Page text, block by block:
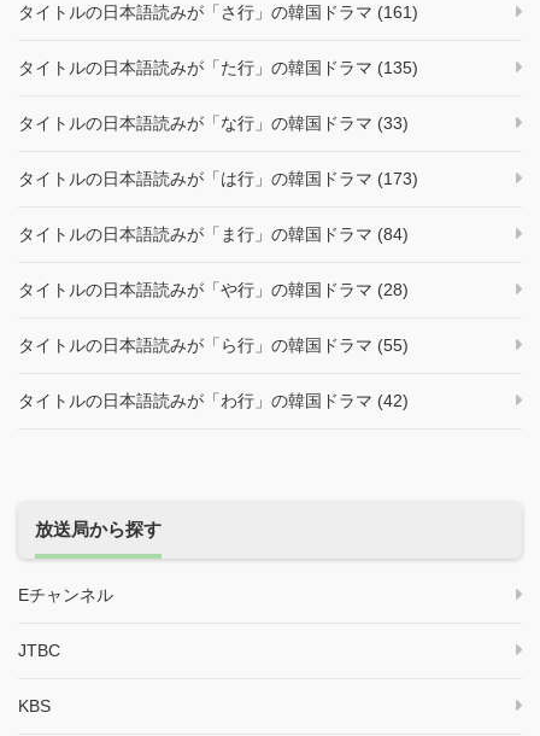
タイトルの日本語読みが「さ行」の韓国ドラマ (161)
タイトルの日本語読みが「た行」の韓国ドラマ (135)
タイトルの日本語読みが「な行」の韓国ドラマ (33)
タイトルの日本語読みが「は行」の韓国ドラマ (173)
タイトルの日本語読みが「ま行」の韓国ドラマ (84)
タイトルの日本語読みが「や行」の韓国ドラマ (28)
タイトルの日本語読みが「ら行」の韓国ドラマ (55)
タイトルの日本語読みが「わ行」の韓国ドラマ (42)
放送局から探す
Eチャンネル
JTBC
KBS